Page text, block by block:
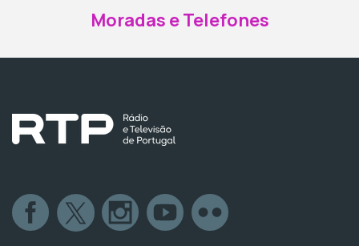
Moradas e Telefones